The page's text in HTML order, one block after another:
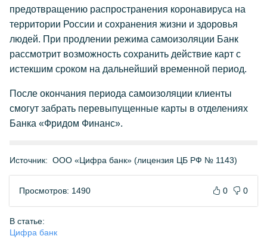
предотвращению распространения коронавируса на
территории России и сохранения жизни и здоровья
людей. При продлении режима самоизоляции Банк
рассмотрит возможность сохранить действие карт с
истекшим сроком на дальнейший временной период.
После окончания периода самоизоляции клиенты
смогут забрать перевыпущенные карты в отделениях
Банка «Фридом Финанс».
Источник: ООО «Цифра банк» (лицензия ЦБ РФ № 1143)
Просмотров: 1490 0 0
В статье:
Цифра банк